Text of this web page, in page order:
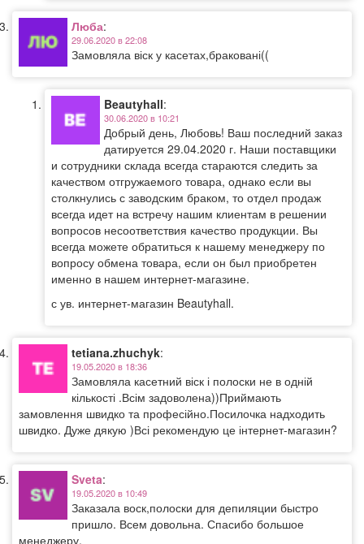
Люба:
29.06.2020 в 22:08
Замовляла віск у касетах,браковані((
Beautyhall:
30.06.2020 в 10:21
Добрый день, Любовь! Ваш последний заказ
датируется 29.04.2020 г. Наши поставщики
и сотрудники склада всегда стараются следить за
качеством отгружаемого товара, однако если вы
столкнулись с заводским браком, то отдел продаж
всегда идет на встречу нашим клиентам в решении
вопросов несоответствия качество продукции. Вы
всегда можете обратиться к нашему менеджеру по
вопросу обмена товара, если он был приобретен
именно в нашем интернет-магазине.
с ув. интернет-магазин Beautyhall.
tetiana.zhuchyk:
19.05.2020 в 18:36
Замовляла касетний віск і полоски не в одній
кількості .Всім задоволена))Приймають
замовлення швидко та професійно.Посилочка надходить
швидко. Дуже дякую )Всі рекомендую це інтернет-магазин?
Sveta:
19.05.2020 в 10:49
Заказала воск,полоски для депиляции быстро
пришло. Всем довольна. Спасибо большое
менеджеру.